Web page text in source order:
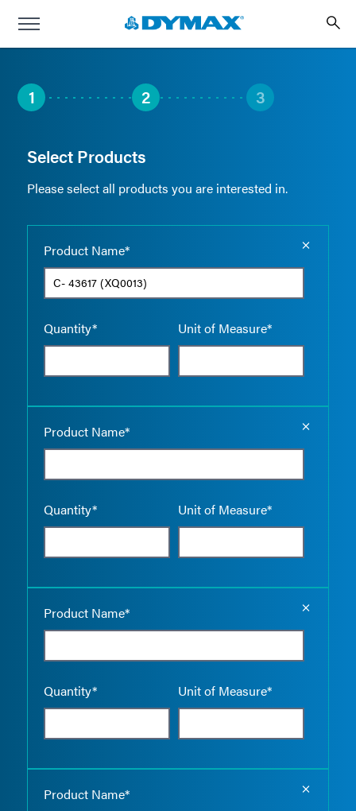
1 2 3
Select Products
Please select all products you are interested in.
Product Name*
Quantity* Unit of Measure*
Product Name*
Quantity* Unit of Measure*
Product Name*
Quantity* Unit of Measure*
Product Name*